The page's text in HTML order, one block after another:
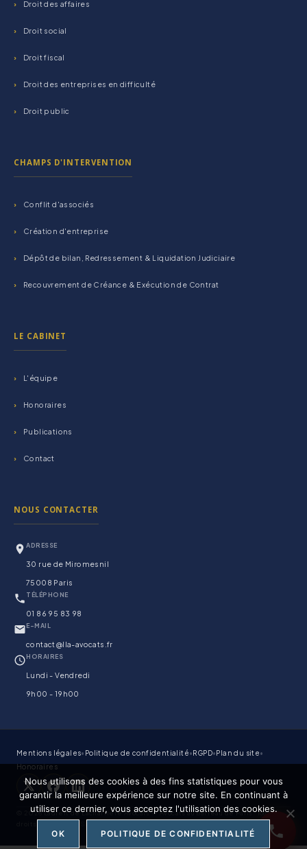
Décrivez-nous votre
situation
Droit des affaires
Droit social
Droit fiscal
Droit des entreprises en difficulté
Droit public
CHAMPS D'INTERVENTION
Conflit d'associés
Création d'entreprise
Dépôt de bilan, Redressement & Liquidation Judiciaire
Recouvrement de Créance & Exécution de Contrat
LE CABINET
L'équipe
Honoraires
Publications
Contact
NOUS CONTACTER
ADRESSE
30 rue de Miromesnil
75008 Paris
TÉLÉPHONE
01 86 95 83 98
E-MAIL
contact@lla-avocats.fr
HORAIRES
Lundi - Vendredi
9h00 - 19h00
Mentions légales• Politique de confidentialité•RGPD•Plan du site•
Honoraires
© 2026 Ladreit de Lacharriere Avocats — Avocats au Barreau de Paris. Tous
Nous utilisons des cookies à des fins statistiques pour vous
garantir la meilleure expérience sur notre site. En continuant à
utiliser ce dernier, vous acceptez l'utilisation des cookies.
OK POLITIQUE DE CONFIDENTIALITÉ